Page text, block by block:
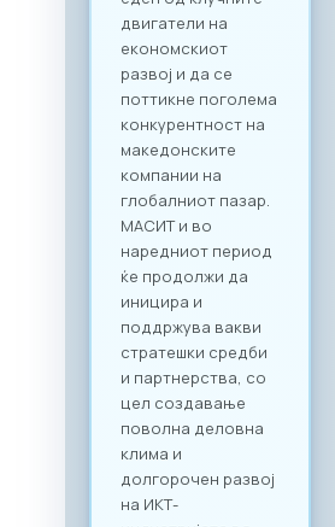
бизнис процесите
и директни средби
помеѓу домашните
ИКТ добавувачи и
потенцијални
клиенти од други
стопански гранки.
Преку наменската
B2B платформа,
сите учесници ќе
можат ефикасно да
го менаџираат
своето време и да
реализираат
однапред
закажани
состаноци со
точно дефинирани
деловни цели, како
за регионална
експанзија, така и